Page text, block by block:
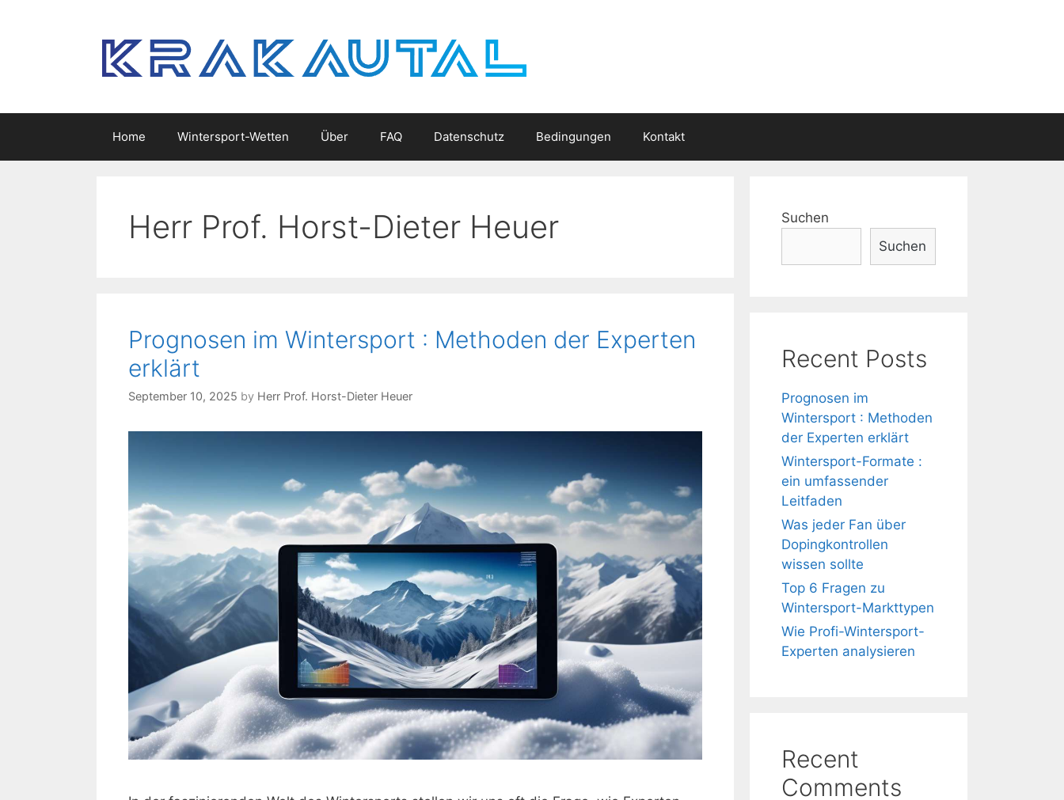
Home Wintersport-Wetten Über FAQ Datenschutz Bedingungen Kontakt
Herr Prof. Horst-Dieter Heuer
Prognosen im Wintersport : Methoden der Experten
erklärt
September 10, 2025 by Herr Prof. Horst-Dieter Heuer
Suchen
Suchen
Recent Posts
Prognosen im
Wintersport : Methoden
der Experten erklärt
Wintersport-Formate :
ein umfassender
Leitfaden
Was jeder Fan über
Dopingkontrollen
wissen sollte
Top 6 Fragen zu
Wintersport-Markttypen
Wie Profi-Wintersport-
Experten analysieren
Recent
Comments